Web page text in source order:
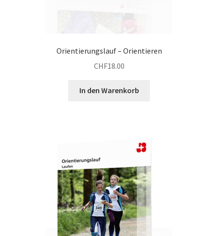
Orientierungslauf – Orientieren
CHF18.00
In den Warenkorb